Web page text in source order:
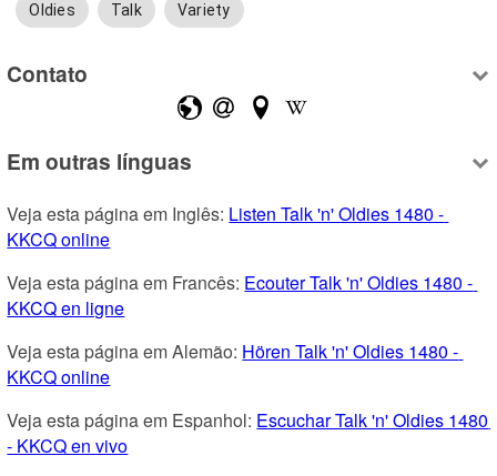
Oldies Talk Variety
Contato
Em outras línguas
Veja esta página em Inglês: Listen Talk 'n' Oldies 1480 -
KKCQ online
Veja esta página em Francês: Ecouter Talk 'n' Oldies 1480 -
KKCQ en ligne
Veja esta página em Alemão: Hören Talk 'n' Oldies 1480 -
KKCQ online
Veja esta página em Espanhol: Escuchar Talk 'n' Oldies 1480
- KKCQ en vivo